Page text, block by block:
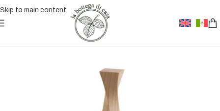
Skip to main content